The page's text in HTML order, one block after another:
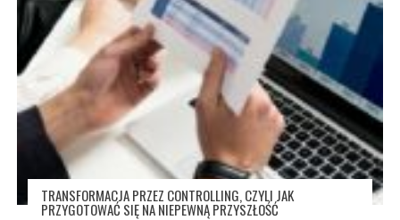
TRANSFORMACJA PRZEZ CONTROLLING, CZYLI JAK
PRZYGOTOWAĆ SIĘ NA NIEPEWNĄ PRZYSZŁOŚĆ